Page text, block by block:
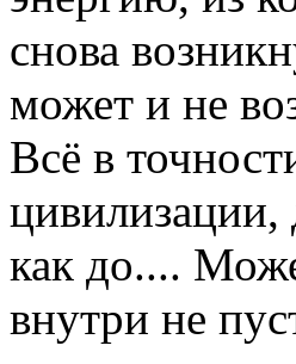
снова
может и не
Всё в
цивилизации,
как до....
внутри не